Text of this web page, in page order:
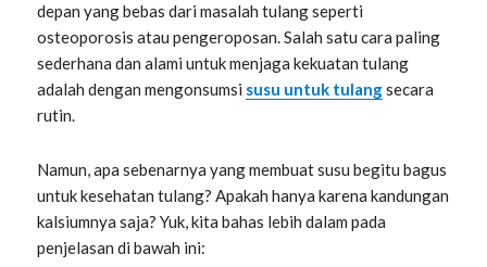
depan yang bebas dari masalah tulang seperti
osteoporosis atau pengeroposan. Salah satu cara paling
sederhana dan alami untuk menjaga kekuatan tulang
adalah dengan mengonsumsi susu untuk tulangsecara
rutin.
Namun, apa sebenarnya yang membuat susu begitu bagus
untuk kesehatan tulang? Apakah hanya karena kandungan
kalsiumnya saja? Yuk, kita bahas lebih dalam pada
penjelasan di bawah ini: